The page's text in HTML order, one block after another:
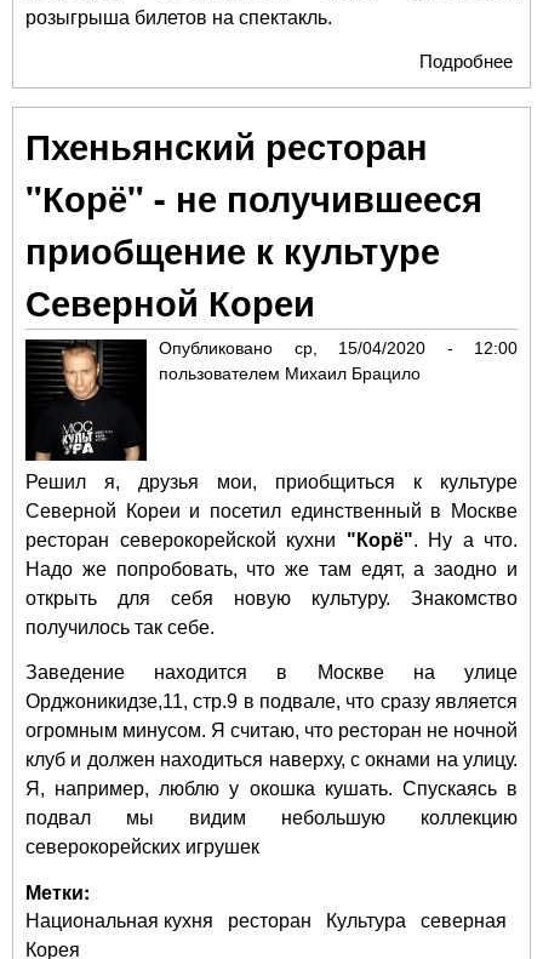
розыгрыша билетов на спектакль.
Подробнее
Пхеньянский ресторан
"Корё" - не получившееся
приобщение к культуре
Северной Кореи
Опубликовано ср, 15/04/2020 - 12:00
пользователем Михаил Брацило
Решил я, друзья мои, приобщиться к культуре
Северной Кореи и посетил единственный в Москве
ресторан северокорейской кухни "Корё". Ну а что.
Надо же попробовать, что же там едят, а заодно и
открыть для себя новую культуру. Знакомство
получилось так себе.
Заведение находится в Москве на улице
Орджоникидзе,11, стр.9 в подвале, что сразу является
огромным минусом. Я считаю, что ресторан не ночной
клуб и должен находиться наверху, с окнами на улицу.
Я, например, люблю у окошка кушать. Спускаясь в
подвал мы видим небольшую коллекцию
северокорейских игрушек
Метки:
Национальная кухня ресторан Культура
северная
Корея